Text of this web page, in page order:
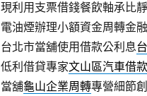
現利用支票借錢餐飲軸承比
電油煙辦理小額資金周轉金
台北市當舖使用借款公利息
低利借貸專家文山區汽車借款
當舖龜山企業周轉專營細節